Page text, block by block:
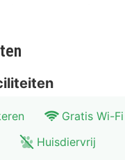
in een van de 2
tijden). Er zijn
tot rust met een
ontbijtbuffet
is van 30 juni
Gratis Wi-Fi
Huisdiervrij